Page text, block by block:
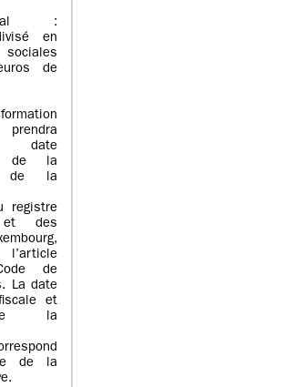
:
en
de
de la
de la
registre
et des
l’article
de
La date
et
de la
de la